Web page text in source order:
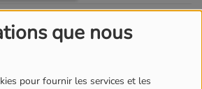
que nous
pour fournir les services et les